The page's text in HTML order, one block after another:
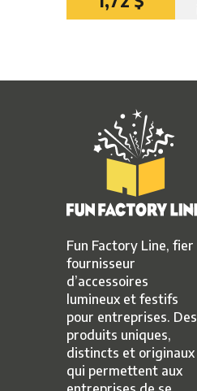
Fun Factory Line, fier
fournisseur
d’accessoires
lumineux et festifs
pour entreprises. Des
produits uniques,
distincts et originaux
qui permettent aux